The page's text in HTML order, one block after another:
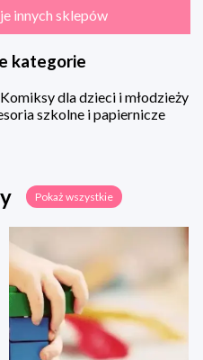
innych sklepów
kategorie
Komiksy dla dzieci i młodzieży
szkolne i papiernicze
Pokaż wszystkie